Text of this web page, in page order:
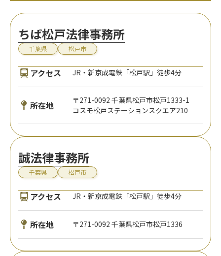
ちば松戸法律事務所
千葉県 松戸市
アクセス JR・新京成電鉄「松戸駅」徒歩4分
所在地
〒271-0092 千葉県松戸市松戸1333-1
コスモ松戸ステーションスクエア210
誠法律事務所
千葉県 松戸市
アクセス JR・新京成電鉄「松戸駅」徒歩4分
所在地 〒271-0092 千葉県松戸市松戸1336